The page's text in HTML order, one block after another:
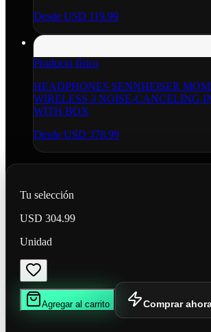
Desde USD 119.99
Producto físico
HEADPHONES SENNHEISER
WIRELESS 3 NOISE-CANCELING
WITH BOX
Desde USD 378.99
Tu selección
USD 304.99
Unidad
Agregar al carrito Comprar